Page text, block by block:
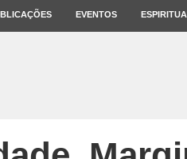
EVENTOS